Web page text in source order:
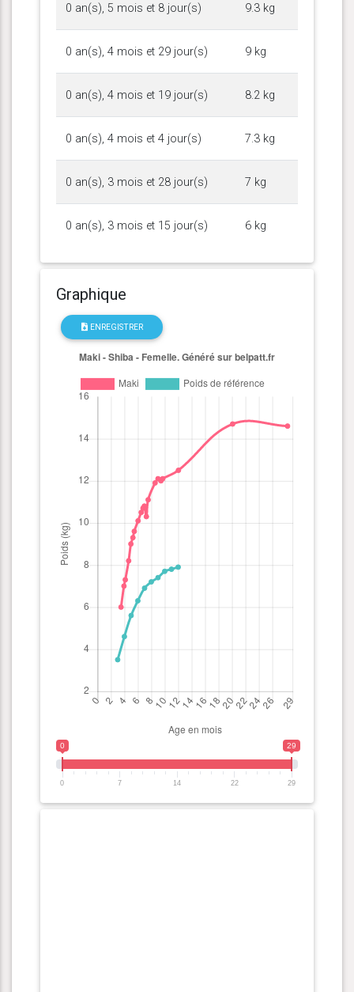
0 an(s), 5 mois et 8 jour(s) 9.3 kg
0 an(s), 4 mois et 29 jour(s) 9 kg
0 an(s), 4 mois et 19 jour(s) 8.2 kg
0 an(s), 4 mois et 4 jour(s) 7.3 kg
0 an(s), 3 mois et 28 jour(s) 7 kg
0 an(s), 3 mois et 15 jour(s) 6 kg
Graphique
ENREGISTRER
0 29
0 7 14 22 29